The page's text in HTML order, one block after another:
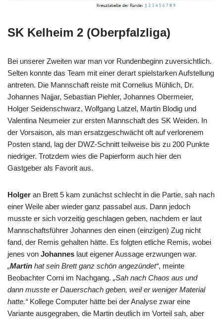
SK Kelheim 2 (Oberpfalzliga)
Bei unserer Zweiten war man vor Rundenbeginn zuversichtlich.
Selten konnte das Team mit einer derart spielstarken Aufstellung
antreten. Die Mannschaft reiste mit Cornelius Mühlich, Dr.
Johannes Najjar, Sebastian Piehler, Johannes Obermeier,
Holger Seidenschwarz, Wolfgang Latzel, Martin Blodig und
Valentina Neumeier zur ersten Mannschaft des SK Weiden. In
der Vorsaison, als man ersatzgeschwächt oft auf verlorenem
Posten stand, lag der DWZ-Schnitt teilweise bis zu 200 Punkte
niedriger. Trotzdem wies die Papierform auch hier den
Gastgeber als Favorit aus.
Holger an Brett 5 kam zunächst schlecht in die Partie, sah nach
einer Weile aber wieder ganz passabel aus. Dann jedoch
musste er sich vorzeitig geschlagen geben, nachdem er laut
Mannschaftsführer Johannes den einen (einzigen) Zug nicht
fand, der Remis gehalten hätte. Es folgten etliche Remis, wobei
jenes von Johannes laut eigener Aussage erzwungen war.
„Martin hat sein Brett ganz schön angezündet“, meinte
Beobachter Corni im Nachgang. „Sah nach Chaos aus und
dann musste er Dauerschach geben, weil er weniger Material
hatte.“Kollege Computer hätte bei der Analyse zwar eine
Variante ausgegraben, die Martin deutlich im Vorteil sah, aber